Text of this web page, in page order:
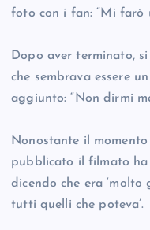
foto con i fan: “Mi farò
Dopo aver terminato,
che sembrava essere
aggiunto: “Non dirmi
Nonostante il
pubblicato il filmato ha
dicendo che era ‘molto
tutti quelli che poteva’.